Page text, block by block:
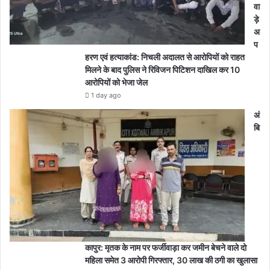
वा
ड़े
अ
प
हरण एवं हत्याकांड: निचली अदालत से आरोपियों को राहत
मिलने के बाद पुलिस ने रिविजन पिटिशन दाखिल कर 10
आरोपियों को भेजा जेल
1 day ago
अं
बि
कापुर: मृतक के नाम पर फर्जीवाड़ा कर जमीन बेचने वाले दो
महिला समेत 3 आरोपी गिरफ्तार, 30 लाख की ठगी का खुलासा